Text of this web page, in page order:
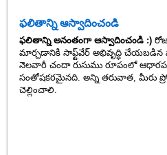
ఫలితాన్ని ఆస్వాదించండి
ఫలితాన్ని అనంతంగా ఆస్వాదించండి :)
మార్చడానికి సాఫ్ట్‌వేర్ అభివృద్ధి
నెలవారీ చందా రుసుము రూపంలో
సంతోషకరమైనది. అన్ని తరువాత, మీరు
చెల్లించాలి.